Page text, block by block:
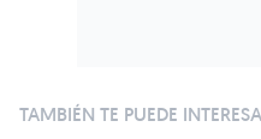
TAMBIÉN TE PUEDE